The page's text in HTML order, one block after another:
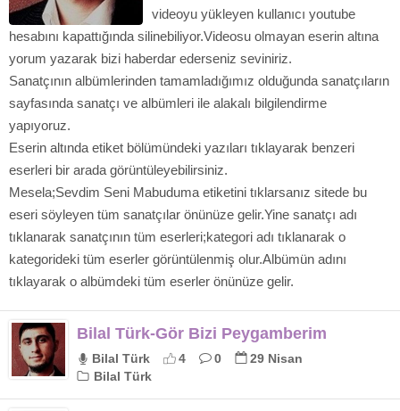
videoyu yükleyen kullanıcı youtube
hesabını kapattığında silinebiliyor.Videosu olmayan eserin altına
yorum yazarak bizi haberdar ederseniz seviniriz.
Sanatçının albümlerinden tamamladığımız olduğunda sanatçıların
sayfasında sanatçı ve albümleri ile alakalı bilgilendirme
yapıyoruz.
Eserin altında etiket bölümündeki yazıları tıklayarak benzeri
eserleri bir arada görüntüleyebilirsiniz.
Mesela;Sevdim Seni Mabuduma etiketini tıklarsanız sitede bu
eseri söyleyen tüm sanatçılar önünüze gelir.Yine sanatçı adı
tıklanarak sanatçının tüm eserleri;kategori adı tıklanarak o
kategorideki tüm eserler görüntülenmiş olur.Albümün adını
tıklayarak o albümdeki tüm eserler önünüze gelir.
Bilal Türk-Gör Bizi Peygamberim
Bilal Türk 4 0
29 Nisan
Bilal Türk